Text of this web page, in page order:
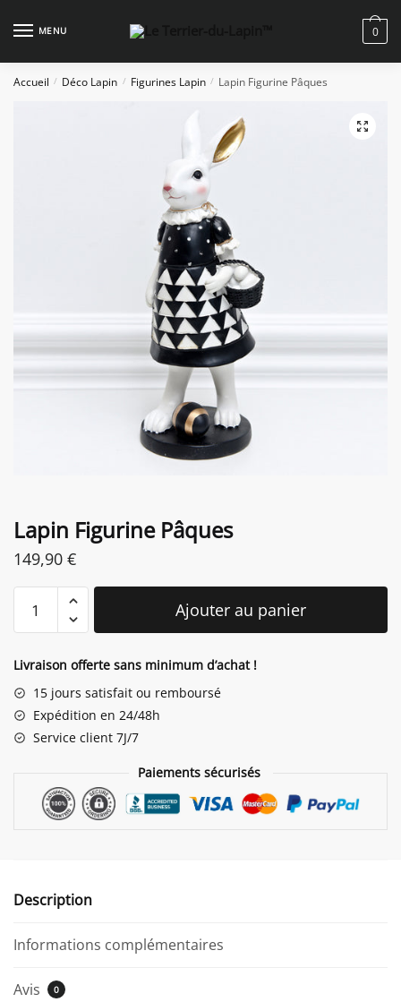
MENU 0
Accueil / Déco Lapin / Figurines Lapin / Lapin Figurine Pâques
Lapin Figurine Pâques
149,90 €
Figurine
Ajouter au panier
Livraison offerte sans minimum d’achat !
15 jours satisfait ou remboursé
Expédition en 24/48h
Service client 7J/7
Paiements sécurisés
Description
Informations complémentaires
Avis 0